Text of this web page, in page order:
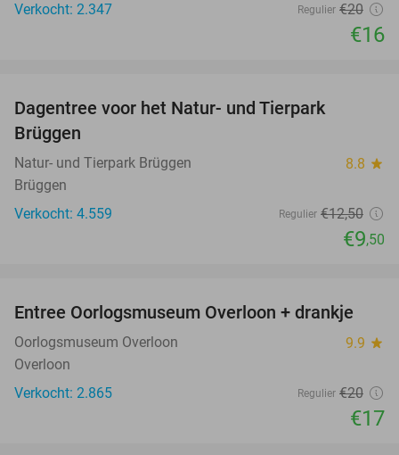
Verkocht: 2.347
Regulier €20
€16
Dagentree voor het Natur- und Tierpark
Brüggen
Natur- und Tierpark Brüggen 8.8 star
Brüggen
Verkocht: 4.559
Regulier €12,50
€9,50
15%
Entree Oorlogsmuseum Overloon + drankje
Oorlogsmuseum Overloon 9.9 star
Overloon
Verkocht: 2.865
Regulier €20
€17